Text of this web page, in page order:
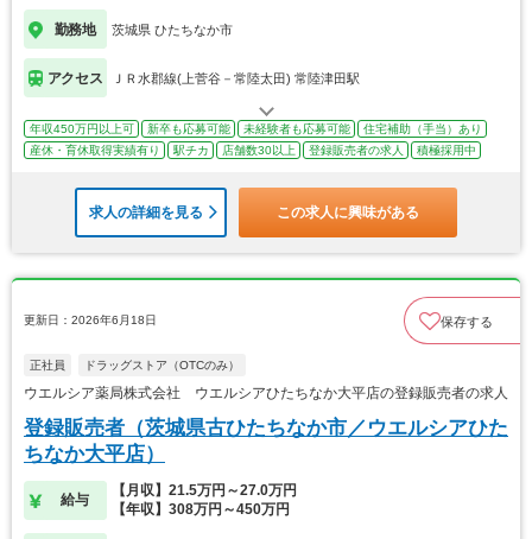
勤務地 茨城県 ひたちなか市
アクセス ＪＲ水郡線(上菅谷－常陸太田) 常陸津田駅
年収450万円以上可 新卒も応募可能 未経験者も応募可能
住宅補助（手当）あり
産休・育休取得実績有り
駅チカ 店舗数30以上 登録販売者の求人 積極採用中
求人の詳細を見る この求人に興味がある
更新日：2026年6月18日 保存する
正社員 ドラッグストア（OTCのみ）
ウエルシア薬局株式会社 ウエルシアひたちなか大平店の登録販売者の求人
登録販売者（茨城県古ひたちなか市／ウエルシアひた
ちなか大平店）
給与
【月収】21.5万円～27.0万円
【年収】308万円～450万円